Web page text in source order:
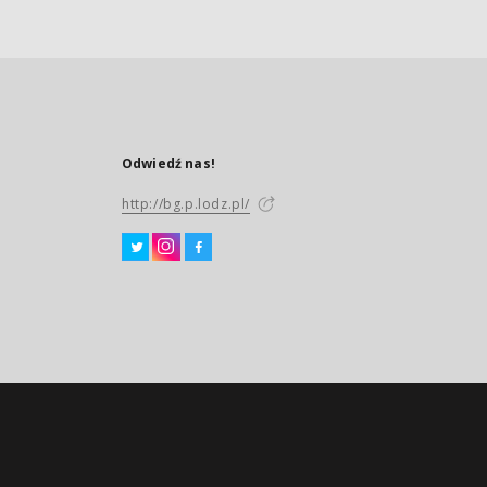
Odwiedź nas!
http://bg.p.lodz.pl/